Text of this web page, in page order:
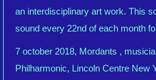
an interdisciplinary art work. This
sound every 22nd of each month
7 october 2018, Mordants ,
Philharmonic, Lincoln Centre New